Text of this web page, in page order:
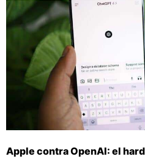
Apple contra OpenAI: el